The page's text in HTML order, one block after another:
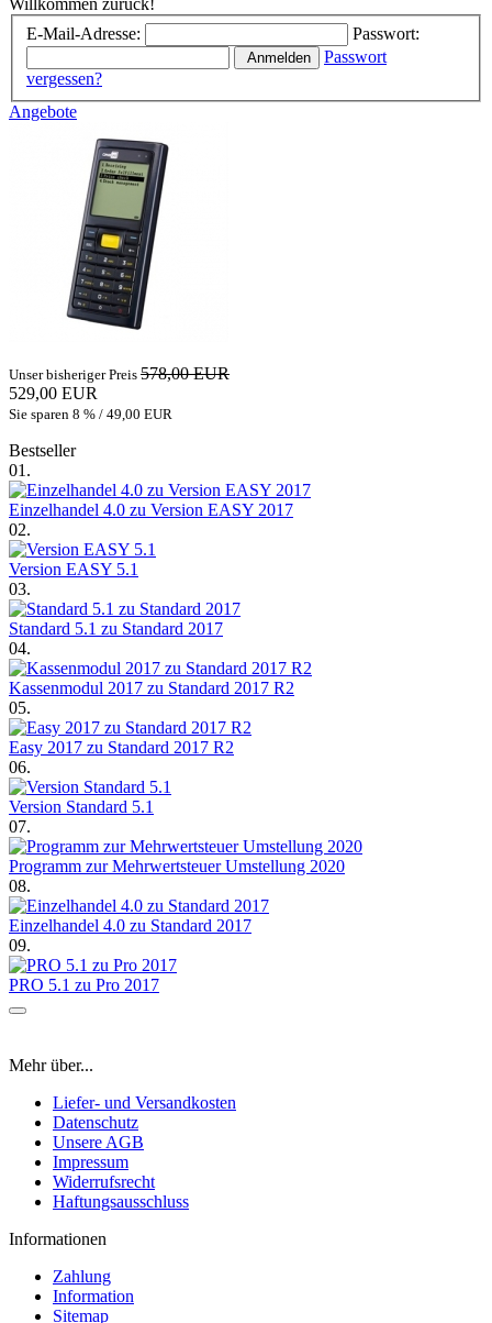
Willkommen zurück!
E-Mail-Adresse:
Passwort:
Anmelden
Passwort
vergessen?
Angebote
Unser bisheriger Preis 578,00 EUR
529,00 EUR
Sie sparen 8 % / 49,00 EUR
Bestseller
01.
Einzelhandel 4.0 zu Version EASY 2017
02.
Version EASY 5.1
03.
Standard 5.1 zu Standard 2017
04.
Kassenmodul 2017 zu Standard 2017 R2
05.
Easy 2017 zu Standard 2017 R2
06.
Version Standard 5.1
07.
Programm zur Mehrwertsteuer Umstellung 2020
08.
Einzelhandel 4.0 zu Standard 2017
09.
PRO 5.1 zu Pro 2017
Mehr über...
Liefer- und Versandkosten
Datenschutz
Unsere AGB
Impressum
Widerrufsrecht
Haftungsausschluss
Informationen
Zahlung
Information
Sitemap